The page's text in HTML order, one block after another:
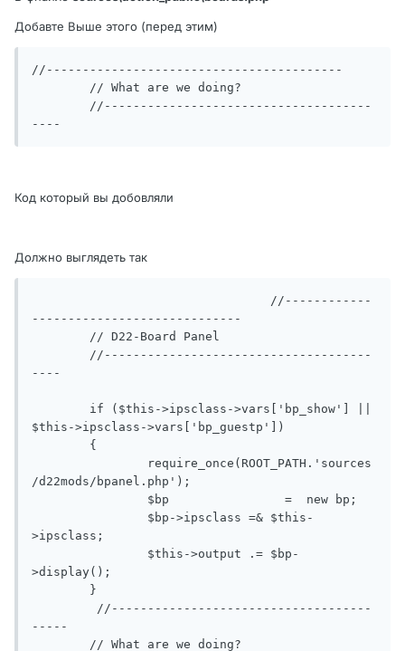
Добавте Выше этого (перед этим)
//-----------------------------------------
----
Код который вы добовляли
Должно выглядеть так
-----------------------------
----
$this->ipsclass->vars['bp_guestp'])
/d22mods/bpanel.php');
>ipsclass;
>display();
-----